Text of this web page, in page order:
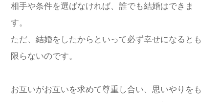
相手や条件を選ばなければ、誰でも結婚はできま
す。
ただ、結婚をしたからといって必ず幸せになるとも
限らないのです。
お互いがお互いを求めて尊重し合い、思いやりをも